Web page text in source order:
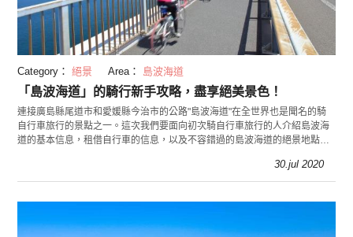
Category： 絕景 Area： 島波海道
「島波海道」的騎行新手攻略，盡享絕美景色！
連接廣島縣尾道市和愛媛縣今治市的公路"島波海道"在全世界也是聞名的騎
自行車旅行的景點之一。這次我們要面向初次騎自行車旅行的人介紹島波海
道的基本信息，租借自行車的信息，以及不容錯過的島波海道的絕景地點
30.jul 2020